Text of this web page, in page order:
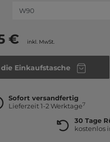
€ inkl. MwSt.
Einkaufstasche
Sofort versandfertig
Lieferzeit 1-2 Werktage7
30 Tage
kostenlos